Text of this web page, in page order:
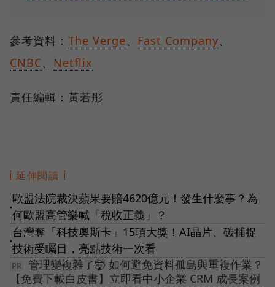
參考資料： The Verge、 Fast Company、
CNBC、 Netflix
責任編輯：黃若彤
延伸閱讀
●
歐盟法院裁決蘋果要賠4620億元！發生什麼事？為
何歐盟高管樂喊「稅收正義」？
●
台灣奪「科技奧斯卡」15項大獎！AI晶片、碳捕捉
技術受矚目，亮點技術一次看
管理變複雜了🤯 如何避免資料孤島與重複作業？
【免費下載白皮書】立即看中小企業 CRM 成長案例